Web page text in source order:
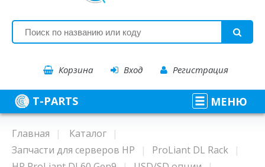
Корзина Вход Регистрация
T-PARTS МЕНЮ
Главная
Каталог
Запчасти для серверов HP
ProLiant DL Rack